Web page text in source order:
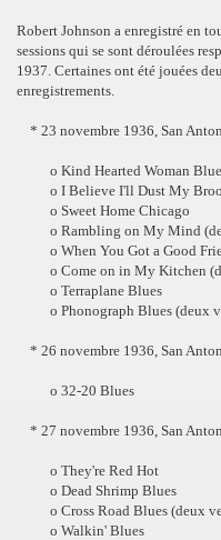
Robert Johnson a enregistré en
sessions qui se sont déroulées
1937. Certaines ont été jouées
enregistrements.
* 23 novembre 1936, San
o Kind Hearted Woman
o I Believe I'll Dust My
o Sweet Home Chicago
o Rambling on My Mind
o When You Got a Good
o Come on in My Kitchen
o Terraplane Blues
o Phonograph Blues (deux
* 26 novembre 1936, San
o 32-20 Blues
* 27 novembre 1936, San
o They're Red Hot
o Dead Shrimp Blues
o Cross Road Blues (deux
o Walkin' Blues